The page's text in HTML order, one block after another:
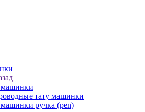
машинки
тату машинки
ручка (pen)